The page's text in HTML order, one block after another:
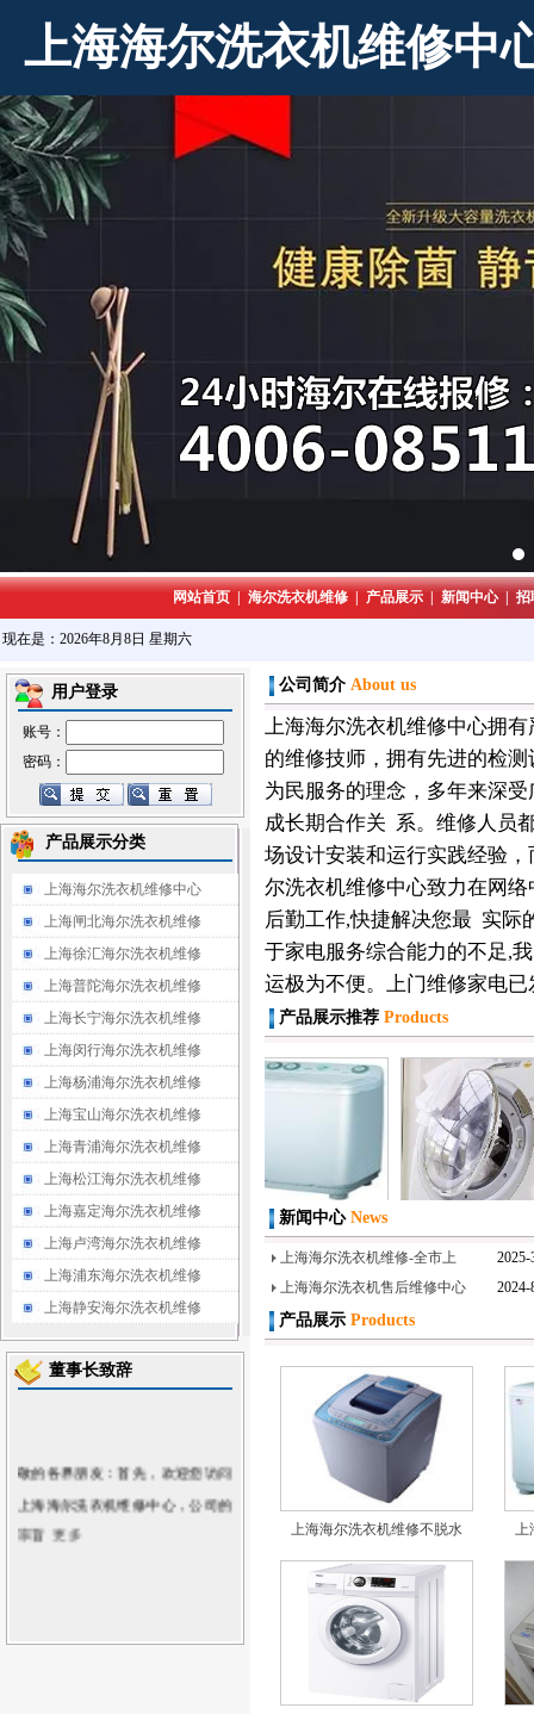
上海海尔洗衣机维修中
网站首页 海尔洗衣机维修 产品展示| 新闻中心| 招
现在是：2026年8月8日 星期六
用户登录
账号：
密码：
产品展示分类
上海海尔洗衣机维修中心
上海闸北海尔洗衣机维修
上海徐汇海尔洗衣机维修
上海普陀海尔洗衣机维修
上海长宁海尔洗衣机维修
上海闵行海尔洗衣机维修
上海杨浦海尔洗衣机维修
上海宝山海尔洗衣机维修
上海青浦海尔洗衣机维修
上海松江海尔洗衣机维修
上海嘉定海尔洗衣机维修
上海卢湾海尔洗衣机维修
上海浦东海尔洗衣机维修
上海静安海尔洗衣机维修
董事长致辞
敬的各界朋友：首先，欢迎您访问
公司简介 About us
上海海尔洗衣机维修中心拥
的维修技师，拥有先进的检
为民服务的理念，多年来深
成长期合作关 系。维修人员
场设计安装和运行实践经验
尔洗衣机维修中心致力在网
后勤工作,快捷解决您最 实际
于家电服务综合能力的不足,
运极为不便。上门维修家电
产品展示推荐 Products
海尔洗衣机维修不脱水 上海海尔洗衣售后维修站《
新闻中心 News
上海海尔洗衣机维修-全市上
2025-
上海海尔洗衣机售后维修中心
2024-
产品展示 Products
上海海尔洗衣机维修不脱水 上